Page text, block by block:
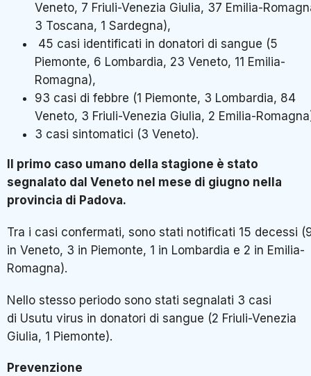
Veneto, 7 Friuli-Venezia Giulia, 37 Emilia-
3 Toscana, 1 Sardegna),
45 casi identificati in donatori di sangue (5
Piemonte, 6 Lombardia, 23 Veneto, 11 Emilia-
Romagna),
93 casi di febbre (1 Piemonte, 3 Lombardia, 84
Veneto, 3 Friuli-Venezia Giulia, 2 Emilia-
3 casi sintomatici (3 Veneto).
Il primo caso umano della stagione è stato
segnalato dal Veneto nel mese di giugno nella
provincia di Padova.
Tra i casi confermati, sono stati notificati 15 decessi
in Veneto, 3 in Piemonte, 1 in Lombardia e 2 in Emilia-
Romagna).
Nello stesso periodo sono stati segnalati 3 casi
di Usutu virus in donatori di sangue (2 Friuli-Venezia
Giulia, 1 Piemonte).
Prevenzione